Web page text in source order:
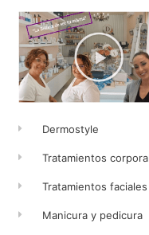
Dermostyle
Tratamientos
Tratamientos faciales
Manicura y pedicura